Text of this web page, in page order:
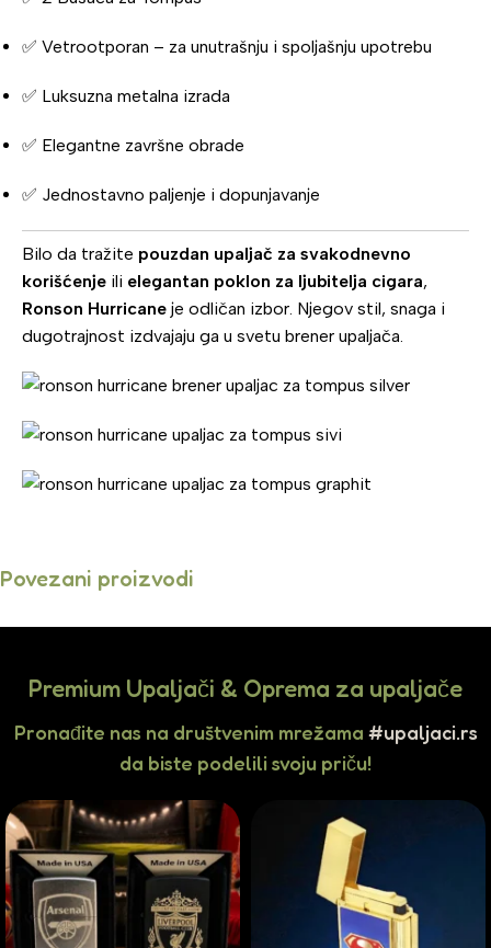
✅ Vetrootporan – za unutrašnju i spoljašnju upotrebu
✅ Luksuzna metalna izrada
✅ Elegantne završne obrade
✅ Jednostavno paljenje i dopunjavanje
Bilo da tražite pouzdan upaljač za svakodnevno
korišćenje ili elegantan poklon za ljubitelja cigara,
Ronson Hurricane je odličan izbor. Njegov stil, snaga i
dugotrajnost izdvajaju ga u svetu brener upaljača.
Povezani proizvodi
Premium Upaljači & Oprema za upaljače
Pronađite nas na društvenim mrežama #upaljaci.rs
da biste podelili svoju priču!